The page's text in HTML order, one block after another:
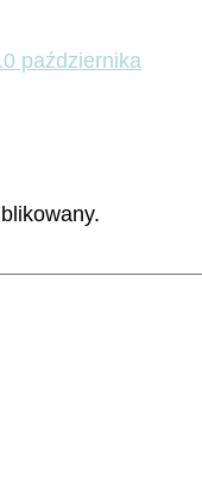
października